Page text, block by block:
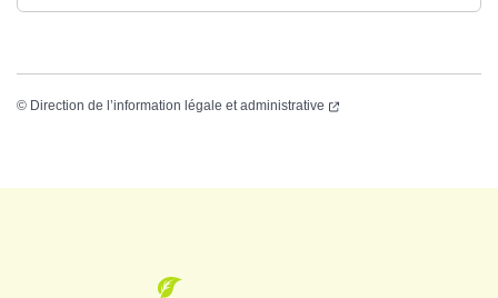
© Direction de l’information légale et administrative